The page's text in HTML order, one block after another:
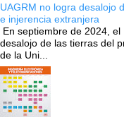
UAGRM no logra desalojo
e injerencia extranjera
En septiembre de 2024,
desalojo de las tierras del
de la Uni...